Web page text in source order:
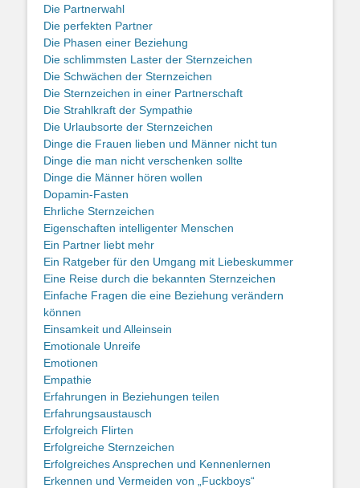
Die Partnerwahl
Die perfekten Partner
Die Phasen einer Beziehung
Die schlimmsten Laster der Sternzeichen
Die Schwächen der Sternzeichen
Die Sternzeichen in einer Partnerschaft
Die Strahlkraft der Sympathie
Die Urlaubsorte der Sternzeichen
Dinge die Frauen lieben und Männer nicht tun
Dinge die man nicht verschenken sollte
Dinge die Männer hören wollen
Dopamin-Fasten
Ehrliche Sternzeichen
Eigenschaften intelligenter Menschen
Ein Partner liebt mehr
Ein Ratgeber für den Umgang mit Liebeskummer
Eine Reise durch die bekannten Sternzeichen
Einfache Fragen die eine Beziehung verändern
können
Einsamkeit und Alleinsein
Emotionale Unreife
Emotionen
Empathie
Erfahrungen in Beziehungen teilen
Erfahrungsaustausch
Erfolgreich Flirten
Erfolgreiche Sternzeichen
Erfolgreiches Ansprechen und Kennenlernen
Erkennen und Vermeiden von „Fuckboys“